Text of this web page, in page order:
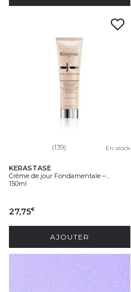
(139) En stock
KERASTASE
Crème de jour Fondamentale –...
150ml
27,75€
AJOUTER